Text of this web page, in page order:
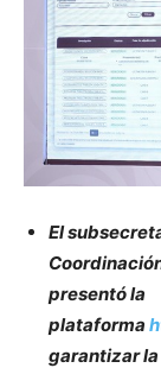
El
presentó la
plataforma
garantizar